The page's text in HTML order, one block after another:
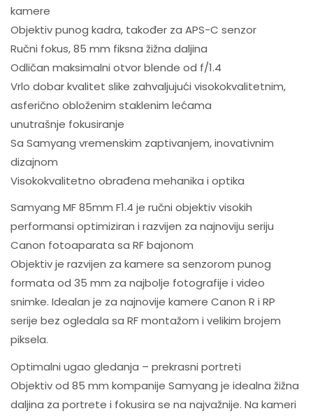
kamere
Objektiv punog kadra, također za APS-C senzor
Ručni fokus, 85 mm fiksna žižna daljina
Odličan maksimalni otvor blende od f/1.4
Vrlo dobar kvalitet slike zahvaljujući visokokvalitetnim,
asferično obloženim staklenim lećama
unutrašnje fokusiranje
Sa Samyang vremenskim zaptivanjem, inovativnim
dizajnom
Visokokvalitetno obrađena mehanika i optika
Samyang MF 85mm F1.4 je ručni objektiv visokih
performansi optimiziran i razvijen za najnoviju seriju
Canon fotoaparata sa RF bajonom
Objektiv je razvijen za kamere sa senzorom punog
formata od 35 mm za najbolje fotografije i video
snimke. Idealan je za najnovije kamere Canon R i RP
serije bez ogledala sa RF montažom i velikim brojem
piksela.
Optimalni ugao gledanja – prekrasni portreti
Objektiv od 85 mm kompanije Samyang je idealna žižna
daljina za portrete i fokusira se na najvažnije. Na kameri